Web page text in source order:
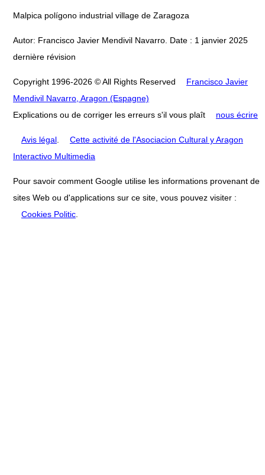
Malpica polígono industrial village de Zaragoza
Autor: Francisco Javier Mendivil Navarro. Date : 1 janvier 2025
dernière révision
Copyright 1996-2026 © All Rights Reserved
Francisco Javier
Mendivil Navarro, Aragon (Espagne)
Explications ou de corriger les erreurs s'il vous plaît
nous écrire
Avis légal
Cette activité de l'Asociacion Cultural y Aragon
Interactivo Multimedia
Pour savoir comment Google utilise les informations provenant de
sites Web ou d'applications sur ce site, vous pouvez visiter :
Cookies Politic